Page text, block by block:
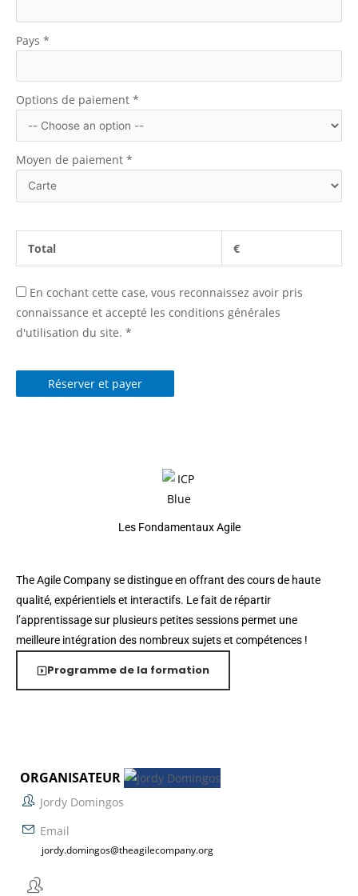
Pays *
Options de paiement *
Moyen de paiement *
Total €
En cochant cette case, vous reconnaissez avoir pris
connaissance et accepté les conditions générales
d'utilisation du site. *
Réserver et payer
Les Fondamentaux Agile
The Agile Company se distingue en offrant des cours de haute
qualité, expérientiels et interactifs. Le fait de répartir
l’apprentissage sur plusieurs petites sessions permet une
meilleure intégration des nombreux sujets et compétences !
Programme de la formation
ORGANISATEUR
Jordy Domingos
Email
jordy.domingos@theagilecompany.org